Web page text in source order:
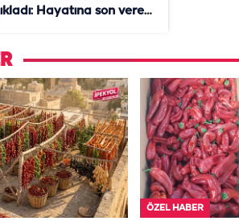
Hayatına son veren
ÖZEL HABER